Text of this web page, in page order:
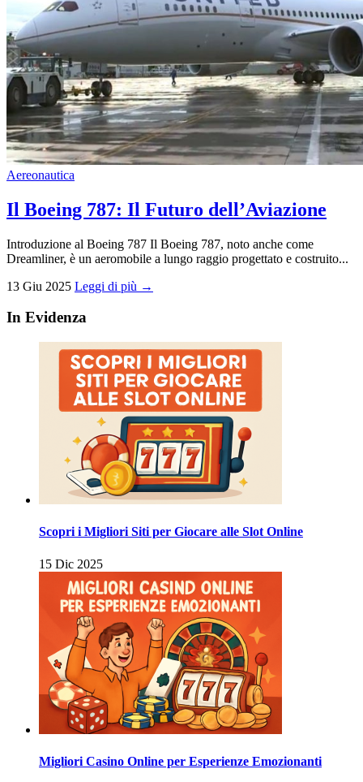
Aereonautica
Il Boeing 787: Il Futuro dell’Aviazione
Introduzione al Boeing 787 Il Boeing 787, noto anche come
Dreamliner, è un aeromobile a lungo raggio progettato e costruito...
13 Giu 2025 Leggi di più →
In Evidenza
Scopri i Migliori Siti per Giocare alle Slot Online
15 Dic 2025
Migliori Casino Online per Esperienze Emozionanti